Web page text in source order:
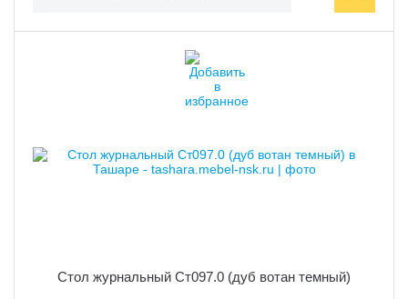
Стол журнальный Ст097.0 (дуб вотан темный)